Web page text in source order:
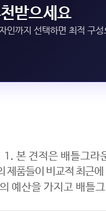
받으세요
인까지 선택하면 최적 구
1. 본 견적은 배틀그라
제품들이 비교적 최근
예산을 가지고 배틀